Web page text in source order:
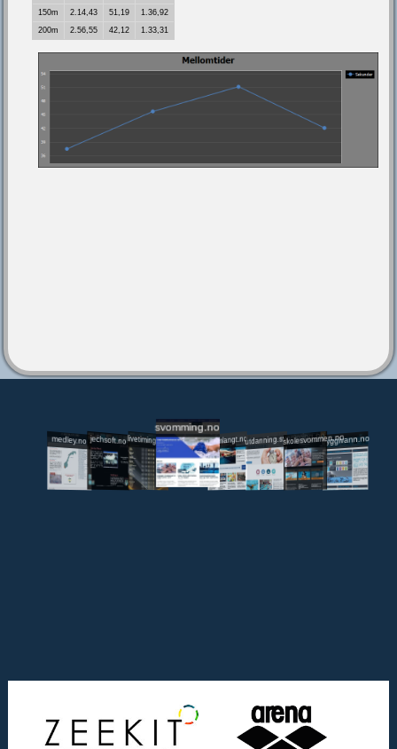
150m
2.14,43 51,19
1.36,92
200m
2.56,55 42,12 1.33,31
medley.no jechsoft.nolivetiming.medley.no
svomming.no
svomlangt.noutdanning.svomming.no
skolesvommen.notryggivann.no